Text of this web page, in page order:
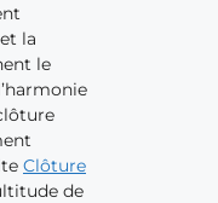
la
le
Clôture
de